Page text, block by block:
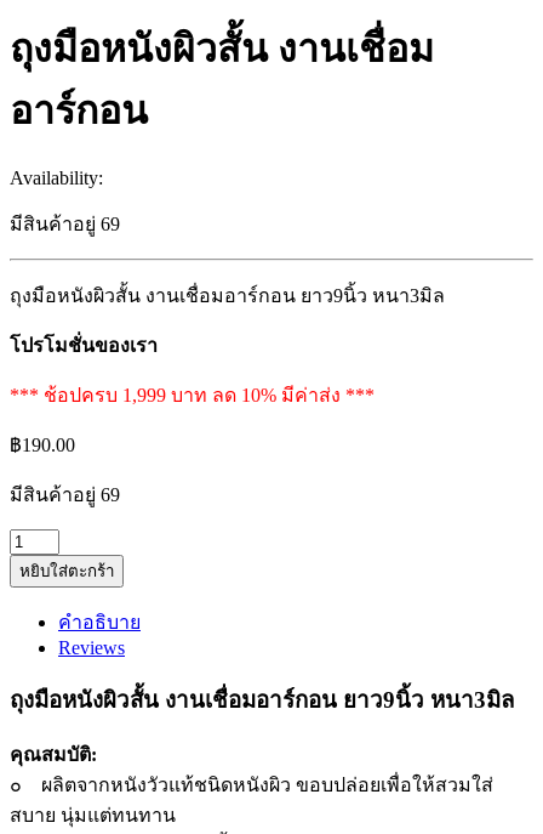
ถุงมือหนังผิวสั้น งานเชื่อม
อาร์กอน
Availability:
มีสินค้าอยู่ 69
ถุงมือหนังผิวสั้น งานเชื่อมอาร์กอน ยาว9นิ้ว หนา3มิล
โปรโมชั่นของเรา
*** ช้อปครบ 1,999 บาท ลด 10% มีค่าส่ง ***
฿190.00
มีสินค้าอยู่ 69
ถุงมือ
หนัง
เชื่อม
quantity
หยิบใส่ตะกร้า
คำอธิบาย
Reviews
ถุงมือหนังผิวสั้น งานเชื่อมอาร์กอน ยาว9นิ้ว หนา3มิล
คุณสมบัติ:
๐ ผลิตจากหนังวัวแท้ชนิดหนังผิว ขอบปล่อยเพื่อให้สวมใส่
สบาย นุ่มแต่ทนทาน